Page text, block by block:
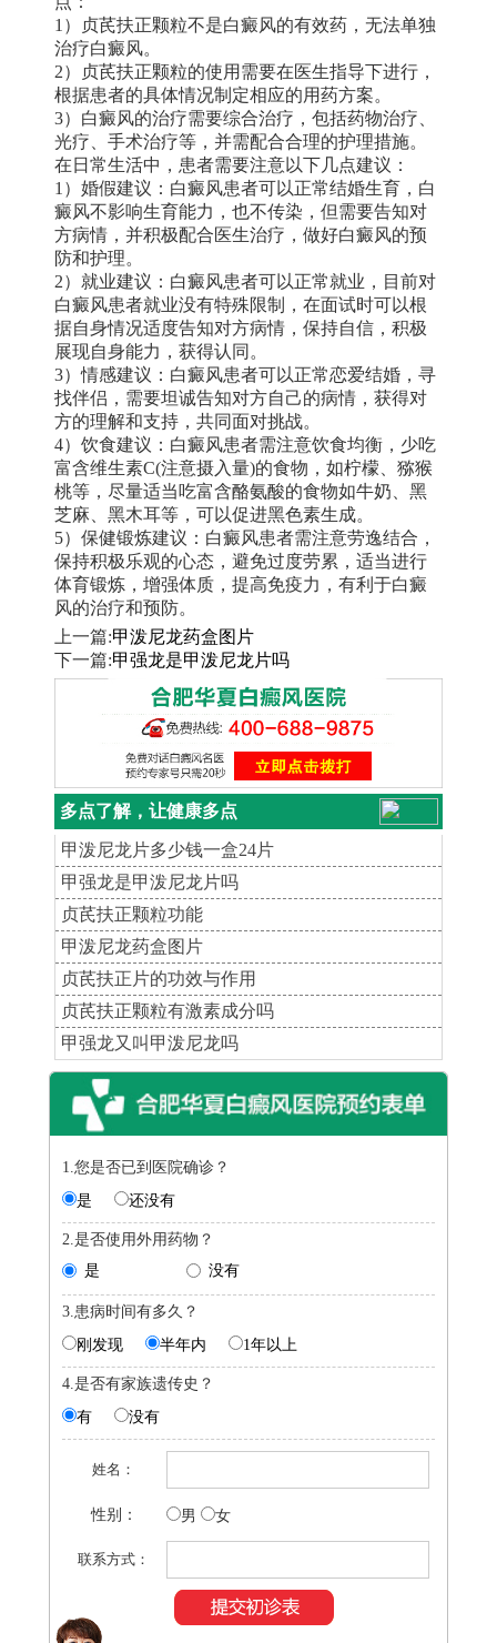
1）贞芪扶正颗粒不是白癜风的有效药，无法单独
治疗白癜风。
2）贞芪扶正颗粒的使用需要在医生指导下进行，
根据患者的具体情况制定相应的用药方案。
3）白癜风的治疗需要综合治疗，包括药物治疗、
光疗、手术治疗等，并需配合合理的护理措施。
在日常生活中，患者需要注意以下几点建议：
1）婚假建议：白癜风患者可以正常结婚生育，白
癜风不影响生育能力，也不传染，但需要告知对
方病情，并积极配合医生治疗，做好白癜风的预
防和护理。
2）就业建议：白癜风患者可以正常就业，目前对
白癜风患者就业没有特殊限制，在面试时可以根
据自身情况适度告知对方病情，保持自信，积极
展现自身能力，获得认同。
3）情感建议：白癜风患者可以正常恋爱结婚，寻
找伴侣，需要坦诚告知对方自己的病情，获得对
方的理解和支持，共同面对挑战。
4）饮食建议：白癜风患者需注意饮食均衡，少吃
富含维生素C(注意摄入量)的食物，如柠檬、猕猴
桃等，尽量适当吃富含酪氨酸的食物如牛奶、黑
芝麻、黑木耳等，可以促进黑色素生成。
5）保健锻炼建议：白癜风患者需注意劳逸结合，
保持积极乐观的心态，避免过度劳累，适当进行
体育锻炼，增强体质，提高免疫力，有利于白癜
风的治疗和预防。
上一篇:甲泼尼龙药盒图片
下一篇:甲强龙是甲泼尼龙片吗
多点了解，让健康多点
甲泼尼龙片多少钱一盒24片
甲强龙是甲泼尼龙片吗
贞芪扶正颗粒功能
甲泼尼龙药盒图片
贞芪扶正片的功效与作用
贞芪扶正颗粒有激素成分吗
甲强龙又叫甲泼尼龙吗
1.您是否已到医院确诊？
是
还没有
2.是否使用外用药物？
是
没有
3.患病时间有多久？
刚发现
半年内 1年以上
4.是否有家族遗传史？
有
没有
姓名：
性别： 男 女
联系方式：